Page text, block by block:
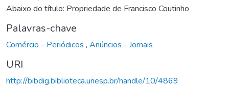
Abaixo do título: Propriedade de Francisco Coutinho
Palavras-chave
Comércio - Periódicos , Anúncios - Jornais
URI
http://bibdig.biblioteca.unesp.br/handle/10/4869